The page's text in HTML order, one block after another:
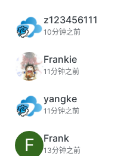
z123456111
10分钟之前
Frankie
11分钟之前
yangke
11分钟之前
F Frank
13分钟之前